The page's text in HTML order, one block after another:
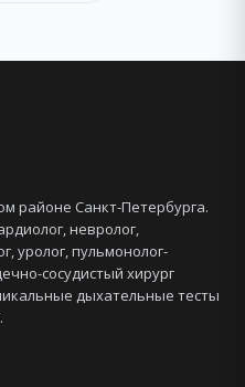
районе Санкт-Петербурга.
невролог,
уролог, пульмонолог-
сосудистый хирург
дыхательные тесты